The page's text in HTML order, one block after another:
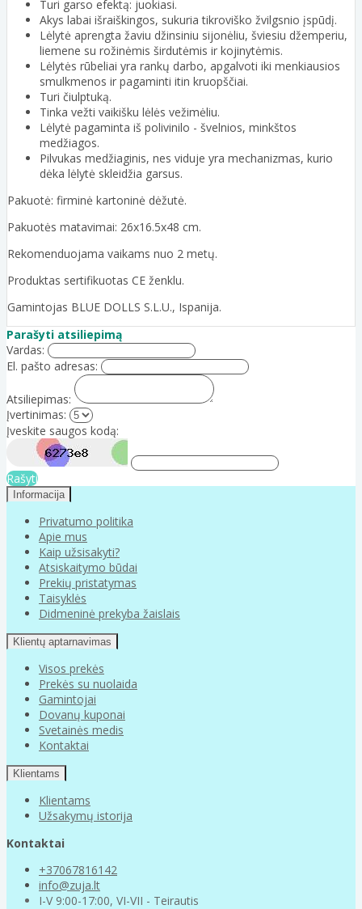
Turi garso efektą: juokiasi.
Akys labai išraiškingos, sukuria tikroviško žvilgsnio įspūdį.
Lėlytė aprengta žaviu džinsiniu sijonėliu, šviesiu džemperiu,
liemene su rožinėmis širdutėmis ir kojinytėmis.
Lėlytės rūbeliai yra rankų darbo, apgalvoti iki menkiausios
smulkmenos ir pagaminti itin kruopščiai.
Turi čiulptuką.
Tinka vežti vaikišku lėlės vežimėliu.
Lėlytė pagaminta iš polivinilo - švelnios, minkštos
medžiagos.
Pilvukas medžiaginis, nes viduje yra mechanizmas, kurio
dėka lėlytė skleidžia garsus.
Pakuotė: firminė kartoninė dėžutė.
Pakuotės matavimai: 26x16.5x48 cm.
Rekomenduojama vaikams nuo 2 metų.
Produktas sertifikuotas CE ženklu.
Gamintojas BLUE DOLLS S.L.U., Ispanija.
Parašyti atsiliepimą
Vardas:
El. pašto adresas:
Atsiliepimas:
Įvertinimas:
Įveskite saugos kodą:
Rašyti
Informacija
Privatumo politika
Apie mus
Kaip užsisakyti?
Atsiskaitymo būdai
Prekių pristatymas
Taisyklės
Didmeninė prekyba žaislais
Klientų aptarnavimas
Visos prekės
Prekės su nuolaida
Gamintojai
Dovanų kuponai
Svetainės medis
Kontaktai
Klientams
Klientams
Užsakymų istorija
Kontaktai
+37067816142
info@zuja.lt
I-V 9:00-17:00, VI-VII - Teirautis